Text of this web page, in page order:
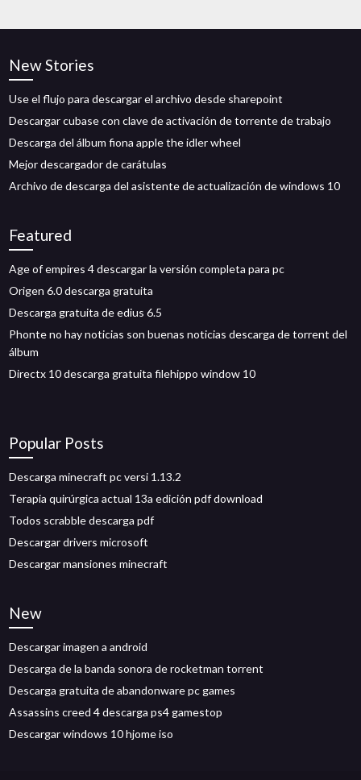
New Stories
Use el flujo para descargar el archivo desde sharepoint
Descargar cubase con clave de activación de torrente de trabajo
Descarga del álbum fiona apple the idler wheel
Mejor descargador de carátulas
Archivo de descarga del asistente de actualización de windows 10
Featured
Age of empires 4 descargar la versión completa para pc
Origen 6.0 descarga gratuita
Descarga gratuita de edius 6.5
Phonte no hay noticias son buenas noticias descarga de torrent del
álbum
Directx 10 descarga gratuita filehippo window 10
Popular Posts
Descarga minecraft pc versi 1.13.2
Terapia quirúrgica actual 13a edición pdf download
Todos scrabble descarga pdf
Descargar drivers microsoft
Descargar mansiones minecraft
New
Descargar imagen a android
Descarga de la banda sonora de rocketman torrent
Descarga gratuita de abandonware pc games
Assassins creed 4 descarga ps4 gamestop
Descargar windows 10 hjome iso